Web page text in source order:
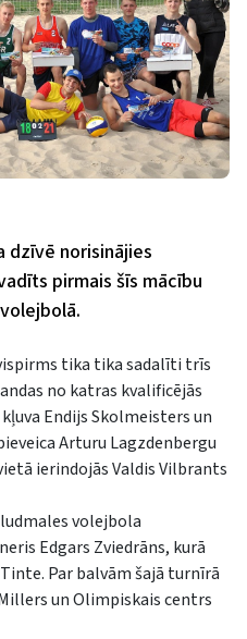
dzīvē norisinājies
pirmais šīs mācību
tika tika sadalīti trīs
no katras kvalificējās
Endijs Skolmeisters un
Arturu Lagzdenbergu
ierindojās Valdis Vilbrants
volejbola
Edgars Zviedrāns, kurā
Par balvām šajā turnīrā
un Olimpiskais centrs